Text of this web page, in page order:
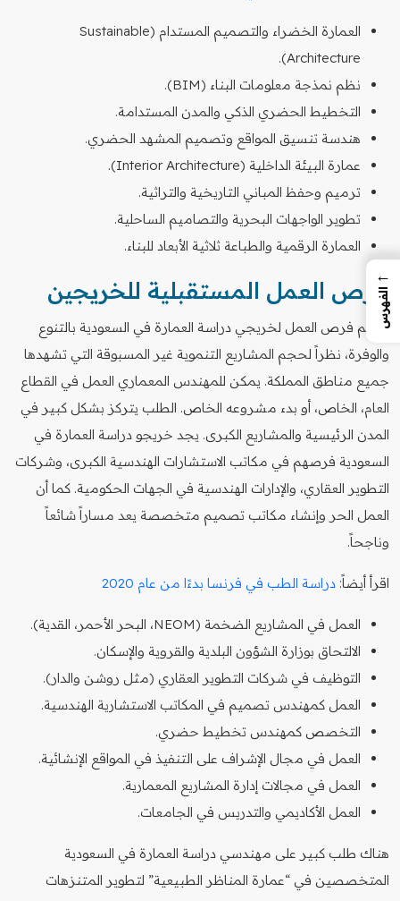
العمارة الخضراء والتصميم المستدام (Sustainable
Architecture).
نظم نمذجة معلومات البناء (BIM).
التخطيط الحضري الذكي والمدن المستدامة.
هندسة تنسيق المواقع وتصميم المشهد الحضري.
عمارة البيئة الداخلية (Interior Architecture).
ترميم وحفظ المباني التاريخية والتراثية.
تطوير الواجهات البحرية والتصاميم الساحلية.
العمارة الرقمية والطباعة ثلاثية الأبعاد للبناء.
فرص العمل المستقبلية للخريجين
تتسم فرص العمل لخريجي دراسة العمارة في السعودية بالتنوع
والوفرة، نظراً لحجم المشاريع التنموية غير المسبوقة التي تشهدها
جميع مناطق المملكة. يمكن للمهندس المعماري العمل في القطاع
العام، الخاص، أو بدء مشروعه الخاص. الطلب يتركز بشكل كبير في
المدن الرئيسية والمشاريع الكبرى. يجد خريجو دراسة العمارة في
السعودية فرصهم في مكاتب الاستشارات الهندسية الكبرى، وشركات
التطوير العقاري، والإدارات الهندسية في الجهات الحكومية. كما أن
العمل الحر وإنشاء مكاتب تصميم متخصصة يعد مساراً شائعاً
وناجحاً.
اقرأ أيضاً: دراسة الطب في فرنسا بدءًا من عام 2020
العمل في المشاريع الضخمة (NEOM، البحر الأحمر، القدية).
الالتحاق بوزارة الشؤون البلدية والقروية والإسكان.
التوظيف في شركات التطوير العقاري (مثل روشن والدار).
العمل كمهندس تصميم في المكاتب الاستشارية الهندسية.
التخصص كمهندس تخطيط حضري.
العمل في مجال الإشراف على التنفيذ في المواقع الإنشائية.
العمل في مجالات إدارة المشاريع المعمارية.
العمل الأكاديمي والتدريس في الجامعات.
هناك طلب كبير على مهندسي دراسة العمارة في السعودية
المتخصصين في “عمارة المناظر الطبيعية” لتطوير المتنزهات
←
الفهرس